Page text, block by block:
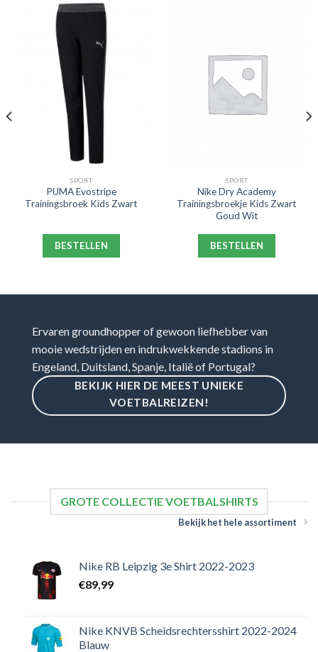
SPORT
PUMA Evostripe
Trainingsbroek Kids Zwart
BESTELLEN
SPORT
Nike Dry Academy
Trainingsbroekje Kids Zwart
Goud Wit
BESTELLEN
Ervaren groundhopper of gewoon liefhebber van
mooie wedstrijden en indrukwekkende stadions in
Engeland, Duitsland, Spanje, Italië of Portugal?
BEKIJK HIER DE MEEST UNIEKE
VOETBALREIZEN!
GROTE COLLECTIE VOETBALSHIRTS
Bekijk het hele assortiment
Nike RB Leipzig 3e Shirt 2022-2023
€89,99
Nike KNVB Scheidsrechtersshirt 2022-2024
Blauw